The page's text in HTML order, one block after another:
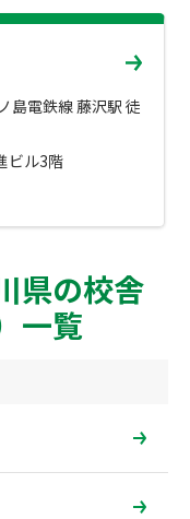
島電鉄線 藤沢駅 徒
ビル3階
県の校舎
一覧